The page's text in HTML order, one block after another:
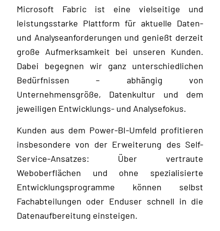
Microsoft Fabric ist eine vielseitige und
leistungsstarke Plattform für aktuelle Daten-
und Analyseanforderungen und genießt derzeit
große Aufmerksamkeit bei unseren Kunden.
Dabei begegnen wir ganz unterschiedlichen
Bedürfnissen – abhängig von
Unternehmensgröße, Datenkultur und dem
jeweiligen Entwicklungs- und Analysefokus.
Kunden aus dem Power-BI-Umfeld profitieren
insbesondere von der Erweiterung des Self-
Service-Ansatzes: Über vertraute
Weboberflächen und ohne spezialisierte
Entwicklungsprogramme können selbst
Fachabteilungen oder Enduser schnell in die
Datenaufbereitung einsteigen.